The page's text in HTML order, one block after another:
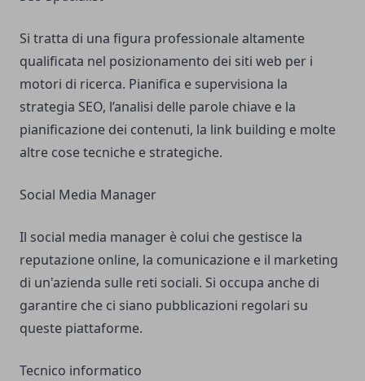
Si tratta di una figura professionale altamente
qualificata nel posizionamento dei siti web per i
motori di ricerca. Pianifica e supervisiona la
strategia SEO, l’analisi delle parole chiave e la
pianificazione dei contenuti, la link building e molte
altre cose tecniche e strategiche.
Social Media Manager
Il social media manager è colui che gestisce la
reputazione online, la comunicazione e il marketing
di un'azienda sulle reti sociali. Si occupa anche di
garantire che ci siano pubblicazioni regolari su
queste piattaforme.
Tecnico informatico